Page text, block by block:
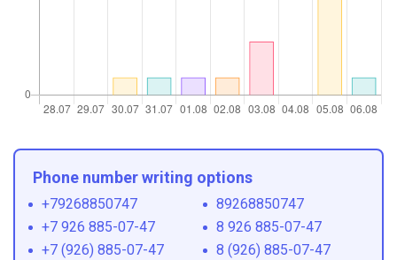
Phone number writing options
+79268850747
89268850747
+7 926 885-07-47
8 926 885-07-47
+7 (926) 885-07-47
8 (926) 885-07-47